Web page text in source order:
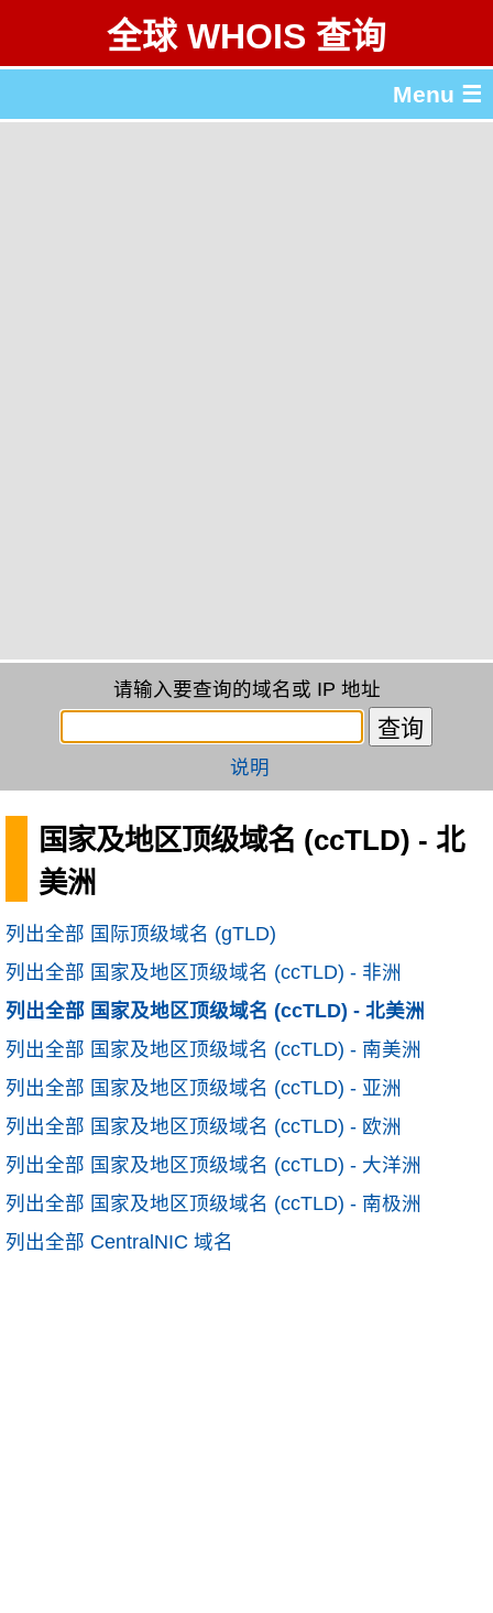
全球 WHOIS 查询
Menu ☰
请输入要查询的域名或 IP 地址
说明
国家及地区顶级域名 (ccTLD) - 北
美洲
列出全部 国际顶级域名 (gTLD)
列出全部 国家及地区顶级域名 (ccTLD) - 非洲
列出全部 国家及地区顶级域名 (ccTLD) - 北美洲
列出全部 国家及地区顶级域名 (ccTLD) - 南美洲
列出全部 国家及地区顶级域名 (ccTLD) - 亚洲
列出全部 国家及地区顶级域名 (ccTLD) - 欧洲
列出全部 国家及地区顶级域名 (ccTLD) - 大洋洲
列出全部 国家及地区顶级域名 (ccTLD) - 南极洲
列出全部 CentralNIC 域名